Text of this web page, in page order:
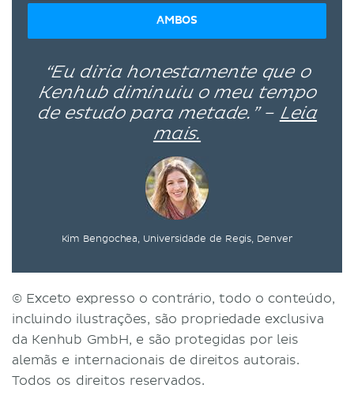
AMBOS
“Eu diria honestamente que o
Kenhub diminuiu o meu tempo
de estudo para metade.” – Leia
mais.
Kim Bengochea, Universidade de Regis, Denver
© Exceto expresso o contrário, todo o conteúdo,
incluindo ilustrações, são propriedade exclusiva
da Kenhub GmbH, e são protegidas por leis
alemãs e internacionais de direitos autorais.
Todos os direitos reservados.